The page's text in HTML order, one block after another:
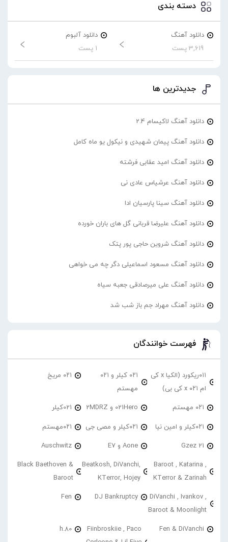
دسته بندی
دانلود آهنگ
3,619 پست
دانلود آلبوم
1 پست
جدیدترین ها
دانلود آهنگ لاکیسام 2.4
دانلود آهنگ پیمان شهیدی و نیکول یو ماه کامل
دانلود آهنگ امید عقابی فرشته
دانلود آهنگ عرشیاس عادی نی
دانلود آهنگ سینا پارسیان ادا
دانلود آهنگ علیرضا قربانی گل های باران خورده
دانلود آهنگ شروین حاجی پور پتک
دانلود آهنگ مسعود اسماعیلی دگر چه می خواهی
دانلود آهنگ علی میرصادقی جعبه سیاه
دانلود آهنگ مهراد جم باز شب شد
فهرست خوانندگان
۰۱۱ریکورد (الکیا x کی
ام ۰۲۱ x کی بی)
۰۲۱ کیلر و ۰۲۱
مهستم
۰۲۱ مریخ
۰۲۱ مهستم 021Hero و 2MDRZ 021کیلر
۰۲۱کیلر و امین نیا ۰۲۱کیلر و مصی جی ۰۲۱مهستم
21 Gzez Aone و E7 Auschwitz
Baroot , Katarina ,
KTerror & Zarinah
Beatkosh, DiVanchi,
KTerror, Hojey
Black Baethoven &
Baroot
DiVanchi , Ivankov ,
Baroot & Moonlight
DJ Bankruptcy
Fen
Fen & DiVanchi
Fiinbroskiie , Paco
h.80